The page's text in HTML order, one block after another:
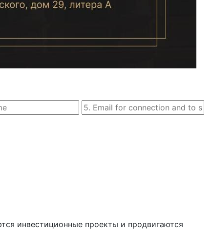
инвестиционные проекты и продвигаются